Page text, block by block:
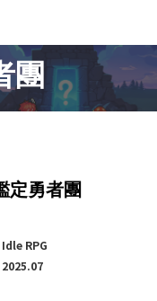
團
定勇者團
RPG
2025.07